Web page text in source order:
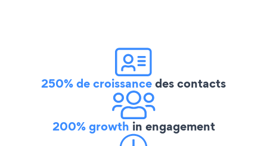
250% de croissancedes contacts
200% growth in engagement